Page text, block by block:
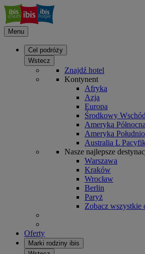
Menu
Cel podróży
Wstecz
Znajdź hotel
Kontynent
Afryka
Azja
Europa
Środkowy Wschód
Ameryka Północna
Ameryka
Australia L
Nasze najlepsze
Warszawa
Kraków
Wrocław
Berlin
Paryż
Zobacz wszystkie
Oferty
Marki rodziny ibis